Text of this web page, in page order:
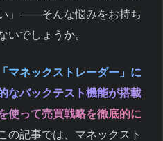
」――そんな悩みをお持ち
いでしょうか。
マネックストレーダー」に
なバックテスト機能が搭載
使って売買戦略を徹底的に
の記事では、マネックスト